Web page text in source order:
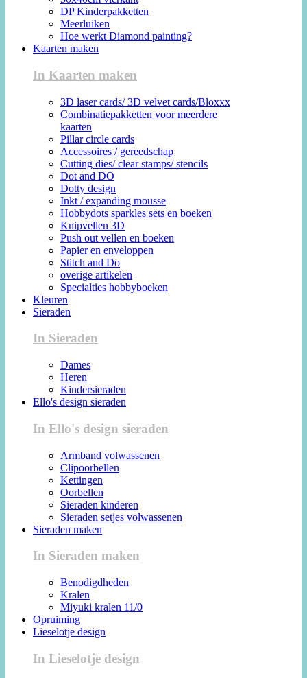
DP Kinderpakketten
Meerluiken
Hoe werkt Diamond painting?
Kaarten maken
In Kaarten maken
3D laser cards/ 3D velvet cards/Bloxxx
Combinatiepakketten voor meerdere
kaarten
Pillar circle cards
Accessoires / gereedschap
Cutting dies/ clear stamps/ stencils
Dot and DO
Dotty design
Inkt / expanding mousse
Hobbydots sparkles sets en boeken
Knipvellen 3D
Push out vellen en boeken
Papier en enveloppen
Stitch and Do
overige artikelen
Specialties hobbyboeken
Kleuren
Sieraden
In Sieraden
Dames
Heren
Kindersieraden
Ello's design sieraden
In Ello's design sieraden
Armband volwassenen
Clipoorbellen
Kettingen
Oorbellen
Sieraden kinderen
Sieraden setjes volwassenen
Sieraden maken
In Sieraden maken
Benodigdheden
Kralen
Miyuki kralen 11/0
Opruiming
Lieselotje design
In Lieselotje design